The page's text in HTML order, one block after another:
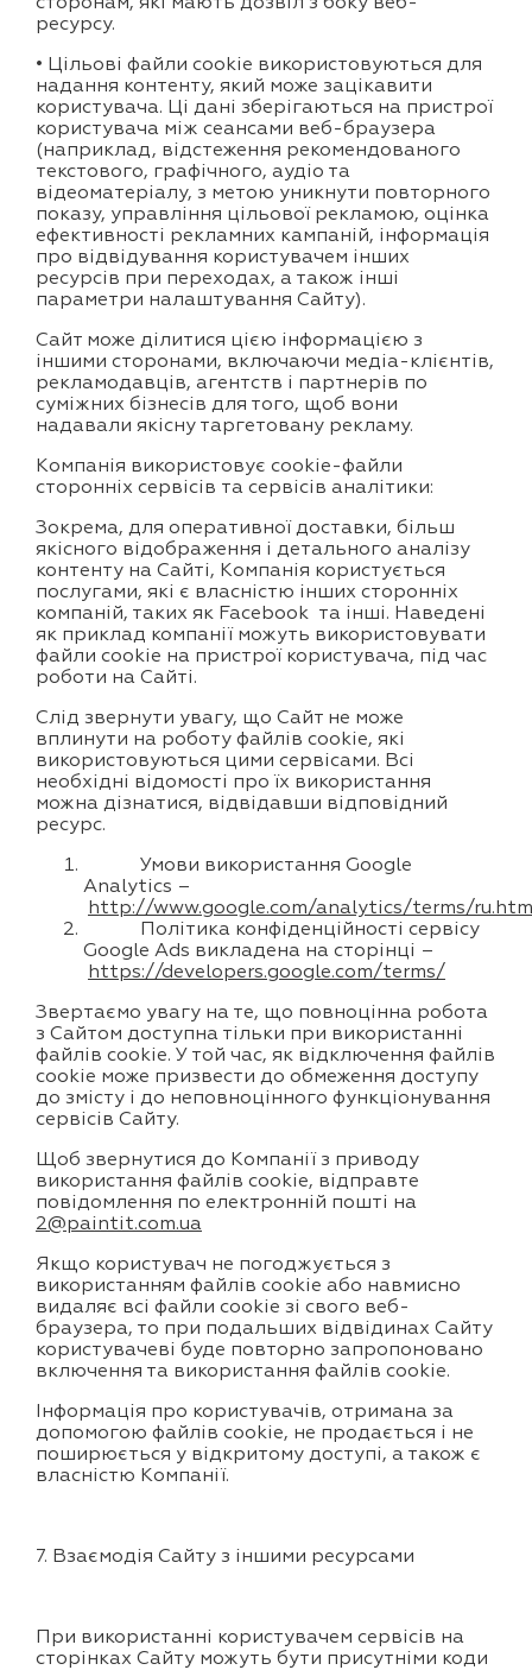
ресурсу.
• Цільові файли cookie використовуються для
надання контенту, який може зацікавити
користувача. Ці дані зберігаються на пристрої
користувача між сеансами веб-браузера
(наприклад, відстеження рекомендованого
текстового, графічного, аудіо та
відеоматеріалу, з метою уникнути повторного
показу, управління цільової рекламою, оцінка
ефективності рекламних кампаній, інформація
про відвідування користувачем інших
ресурсів при переходах, а також інші
параметри налаштування Сайту).
Сайт може ділитися цією інформацією з
іншими сторонами, включаючи медіа-клієнтів,
рекламодавців, агентств і партнерів по
суміжних бізнесів для того, щоб вони
надавали якісну таргетовану рекламу.
Компанія використовує cookie-файли
сторонніх сервісів та сервісів аналітики:
Зокрема, для оперативної доставки, більш
якісного відображення і детального аналізу
контенту на Сайті, Компанія користується
послугами, які є власністю інших сторонніх
компаній, таких як Facebook та інші. Наведені
як приклад компанії можуть використовувати
файли cookie на пристрої користувача, під час
роботи на Сайті.
Слід звернути увагу, що Сайт не може
вплинути на роботу файлів cookie, які
використовуються цими сервісами. Всі
необхідні відомості про їх використання
можна дізнатися, відвідавши відповідний
ресурс.
Умови використання Google
Analytics –
http://www.google.com/analytics/terms/
Політика конфіденційності сервісу
Google Ads викладена на сторінці –
https://developers.google.com/terms/
Звертаємо увагу на те, що повноцінна робота
з Сайтом доступна тільки при використанні
файлів cookie. У той час, як відключення файлів
cookie може призвести до обмеження доступу
до змісту і до неповноцінного функціонування
сервісів Сайту.
Щоб звернутися до Компанії з приводу
використання файлів cookie, відправте
повідомлення по електронній пошті на
2@paintit.com.ua
Якщо користувач не погоджується з
використанням файлів cookie або навмисно
видаляє всі файли cookie зі свого веб-
браузера, то при подальших відвідинах Сайту
користувачеві буде повторно запропоновано
включення та використання файлів cookie.
Інформація про користувачів, отримана за
допомогою файлів cookie, не продається і не
поширюється у відкритому доступі, а також є
власністю Компанії.
7. Взаємодія Сайту з іншими ресурсами
При використанні користувачем сервісів на
сторінках Сайту можуть бути присутніми коди